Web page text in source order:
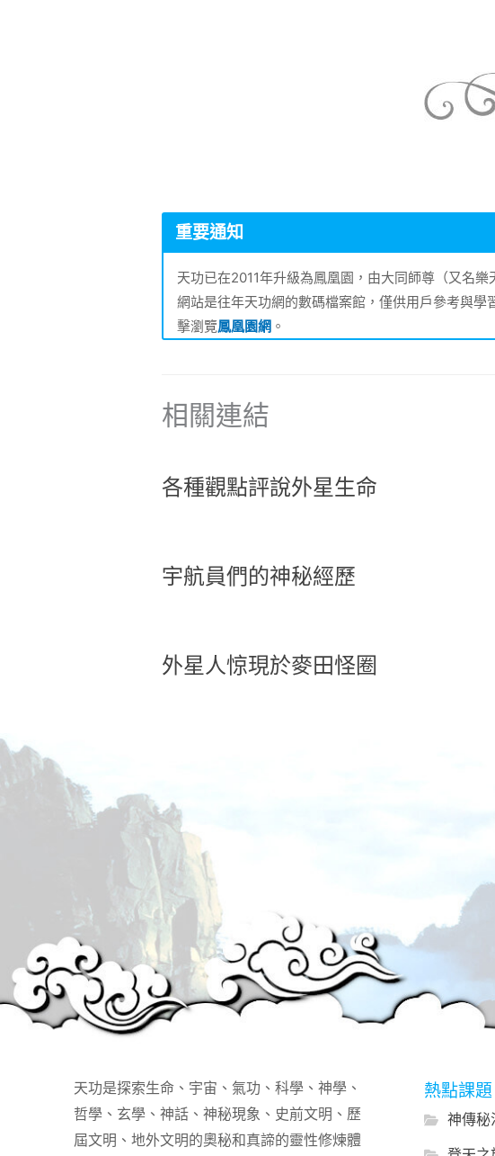
重要通知
天功已在2011年升級為鳳凰園，由大同師尊（又名
網站是往年天功網的數碼檔案館，僅供用戶參考與
擊瀏覽鳳凰園網 。
相關連結
各種觀點評說外星生命
宇航員們的神秘經歷
外星人惊現於麥田怪圈
天功是探索生命、宇宙、氣功、科學、神學、
哲學、玄學、神話、神秘現象、史前文明、歷
屆文明、地外文明的奧秘和真諦的靈性修煉體
熱點課題
神傳秘